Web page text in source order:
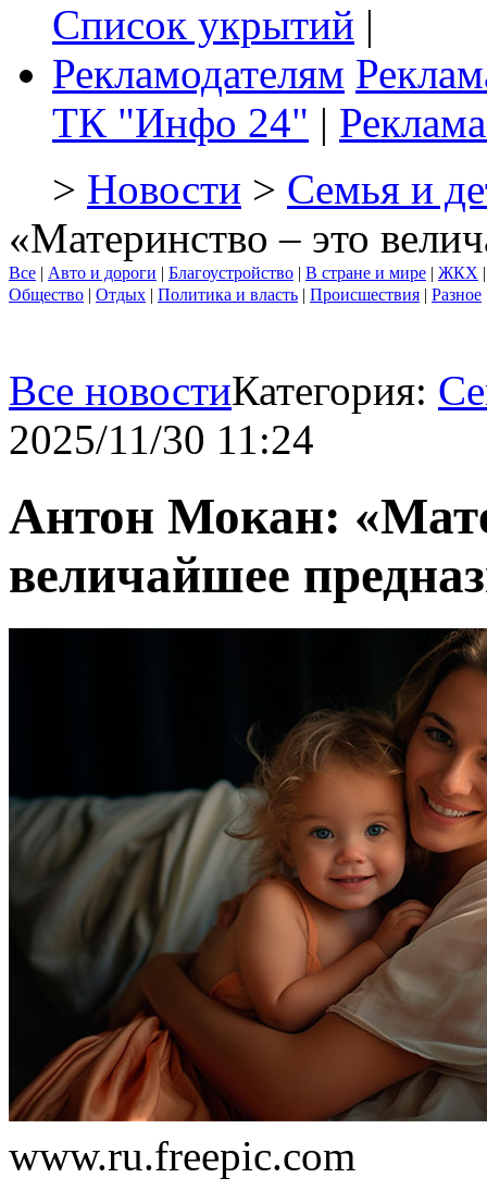
Список укрытий |
Рекламодателям
ТК "Инфо 24" |
> Новости > Семья и
«Материнство – это
Все | Авто и дороги | Благоустройство | В стране и мире | ЖКХ
Общество | Отдых | Политика и власть | Происшествия | Разное
Все новостиКатегория:
2025/11/30 11:24
Антон Мокан:
величайшее
www.ru.freepic.com